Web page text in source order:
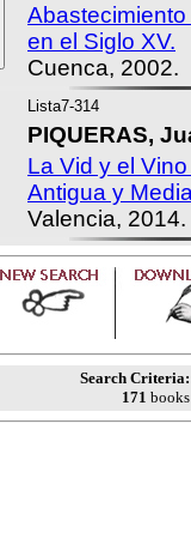
en el Siglo XV.
Cuenca, 2002.
Lista7-314
PIQUERAS,
La Vid y el
Antigua y
Valencia, 2014.
Search Criteria:
171